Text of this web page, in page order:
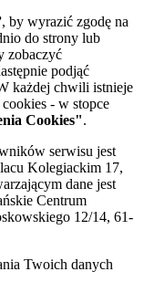
, by wyrazić zgodę na
do strony lub
zobaczyć
podjąć
każdej chwili istnieje
- w stopce
Cookies".
serwisu jest
Kolegiackim 17,
dane jest
Centrum
12/14, 61-
Twoich danych